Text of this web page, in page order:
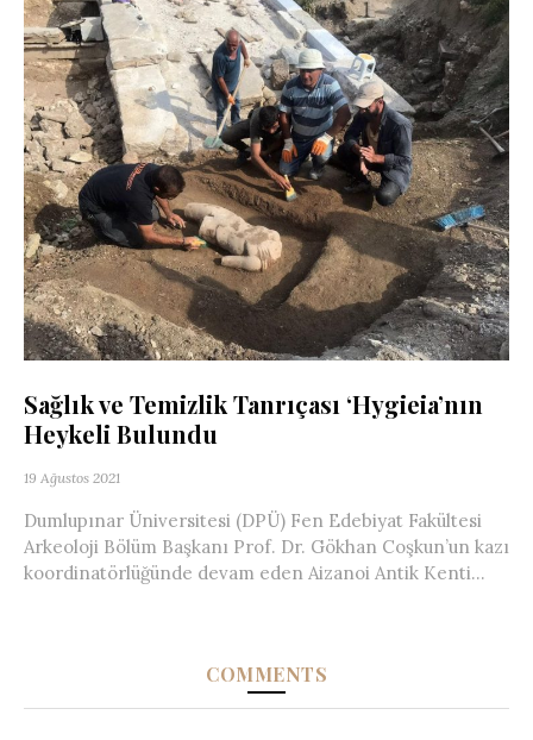
Sağlık ve Temizlik Tanrıçası ‘Hygieia’nın
Heykeli Bulundu
19 Ağustos 2021
Dumlupınar Üniversitesi (DPÜ) Fen Edebiyat Fakültesi
Arkeoloji Bölüm Başkanı Prof. Dr. Gökhan Coşkun’un kazı
koordinatörlüğünde devam eden Aizanoi Antik Kenti...
COMMENTS